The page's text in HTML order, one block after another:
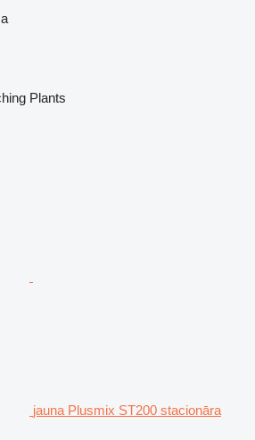
Plants
jauna Plusmix ST200 stacionāra